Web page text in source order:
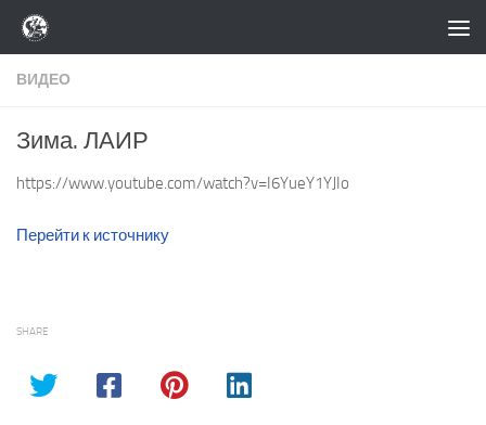
Перейти к содержимому
ВИДЕО
Зима. ЛАИР
https://www.youtube.com/watch?v=I6YueY1YJIo
Перейти к источнику
SHARE